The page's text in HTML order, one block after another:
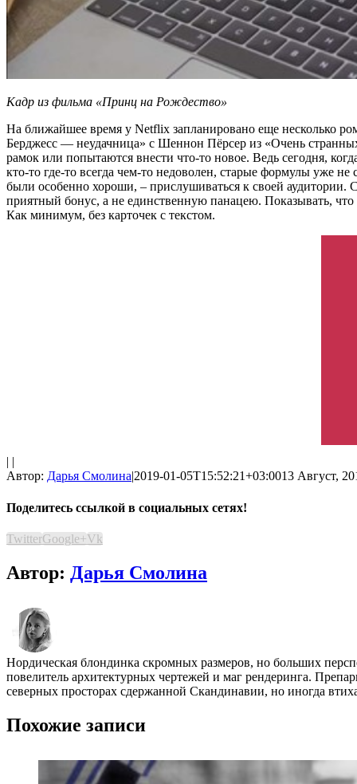
Кадр из фильма «Принц на Рождество»
На ближайшее время у Netflix запланировано еще несколько
Берджесс — неудачница» с Шеннон Пёрсер из «Очень
рамок или попытаются внести что-то новое. Ведь сегодня,
кто-то где-то всегда чем-то недоволен, старые формулы уже
были особенно хороши, – прислушиваться к своей
приятный бонус, а не единственную панацею. Показывать,
Как минимум, без карточек с текстом.
| |
Автор: Дарья Смолина|2019-01-05T15:52:21+03:0013 Август,
Поделитесь ссылкой в социальных сетях!
TwitterGoogle+Vk
Автор: Дарья Смолина
Нордическая блондинка скромных размеров, но больших
повелитель архитектурных чертежей и маг рендеринга.
северных просторах сдержанной Скандинавии, но иногда
Похожие записи